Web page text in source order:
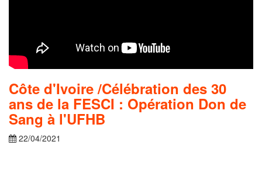
Côte d'Ivoire /Célébration des 30
ans de la FESCI : Opération Don de
Sang à l'UFHB
22/04/2021